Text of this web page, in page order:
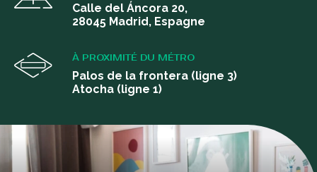
Calle del Áncora 20,
28045 Madrid, Espagne
À PROXIMITÉ DU MÉTRO
Palos de la frontera (ligne 3)
Atocha (ligne 1)